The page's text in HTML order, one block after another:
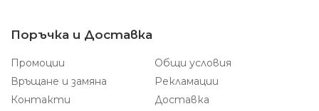
Поръчка и Доставка
Промоции
Общи условия
Връщане и замяна
Рекламации
Контакти
Доставка